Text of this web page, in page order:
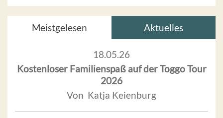
Meistgelesen Aktuelles
18.05.26
Kostenloser Familienspaß auf der Toggo Tour
2026
Von Katja Keienburg